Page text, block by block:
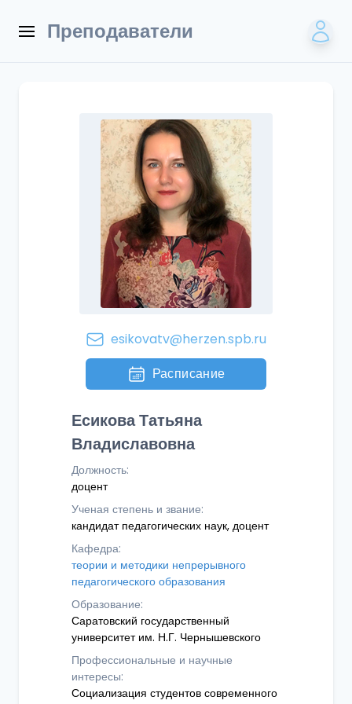
Преподаватели
esikovatv@herzen.spb.ru
Расписание
Есикова Татьяна
Владиславовна
Должность:
доцент
Ученая степень и звание:
кандидат педагогических наук, доцент
Кафедра:
теории и методики непрерывного
педагогического образования
Образование:
Саратовский государственный
университет им. Н.Г. Чернышевского
Профессиональные и научные
интересы:
Социализация студентов современного